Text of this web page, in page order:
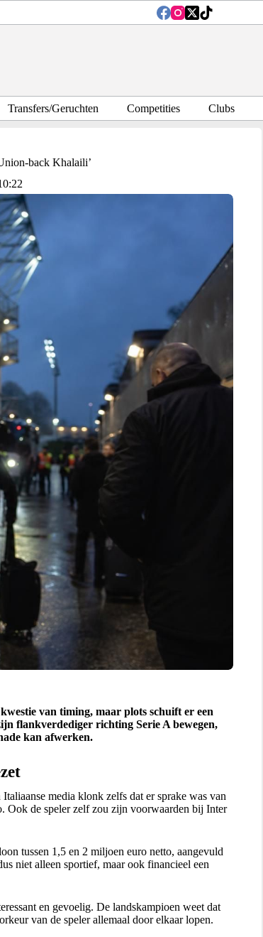
Transfers/Geruchten Competities Clubs
back Khalaili’
van timing, maar plots schuift er een
flankverdediger richting Serie A bewegen,
kan afwerken.
media klonk zelfs dat er sprake was van
Ook de speler zelf zou zijn voorwaarden bij Inter
tussen 1,5 en 2 miljoen euro netto, aangevuld
niet alleen sportief, maar ook financieel een
en gevoelig. De landskampioen weet dat
van de speler allemaal door elkaar lopen.